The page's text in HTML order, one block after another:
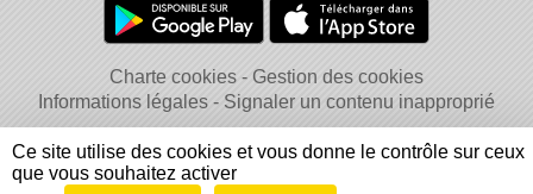
Charte cookies
Gestion des cookies
Informations légales
Signaler un contenu inapproprié
Ce site utilise des cookies et vous donne le contrôle sur ceux
que vous souhaitez activer